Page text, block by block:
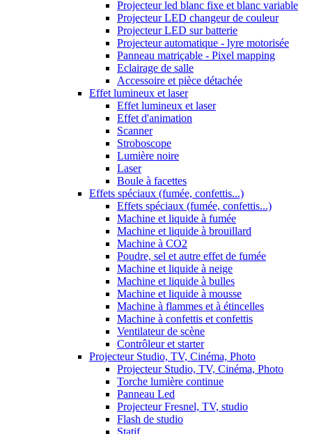
Projecteur led blanc fixe et blanc variable
Projecteur LED changeur de couleur
Projecteur LED sur batterie
Projecteur automatique - lyre motorisée
Panneau matriçable - Pixel mapping
Eclairage de salle
Accessoire et pièce détachée
Effet lumineux et laser
Effet lumineux et laser
Effet d'animation
Scanner
Stroboscope
Lumière noire
Laser
Boule à facettes
Effets spéciaux (fumée, confettis...)
Effets spéciaux (fumée, confettis...)
Machine et liquide à fumée
Machine et liquide à brouillard
Machine à CO2
Poudre, sel et autre effet de fumée
Machine et liquide à neige
Machine et liquide à bulles
Machine et liquide à mousse
Machine à flammes et à étincelles
Machine à confettis et confettis
Ventilateur de scène
Contrôleur et starter
Projecteur Studio, TV, Cinéma, Photo
Projecteur Studio, TV, Cinéma, Photo
Torche lumière continue
Panneau Led
Projecteur Fresnel, TV, studio
Flash de studio
Statif